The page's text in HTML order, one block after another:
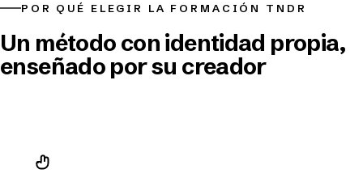
POR QUÉ ELEGIR LA FORMACIÓN TNDR
Un método con identidad propia,
enseñado por su creador